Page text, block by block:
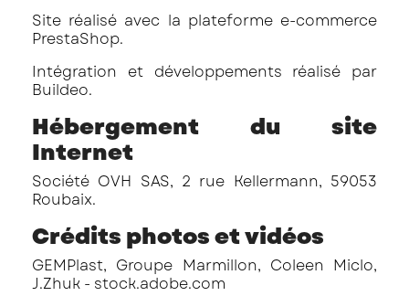
Site réalisé avec la plateforme e-commerce
PrestaShop.
Intégration et développements réalisé par
Buildeo.
Hébergement du site
Internet
Société OVH SAS, 2 rue Kellermann, 59053
Roubaix.
Crédits photos et vidéos
GEMPlast, Groupe Marmillon, Coleen Miclo,
J.Zhuk - stock.adobe.com